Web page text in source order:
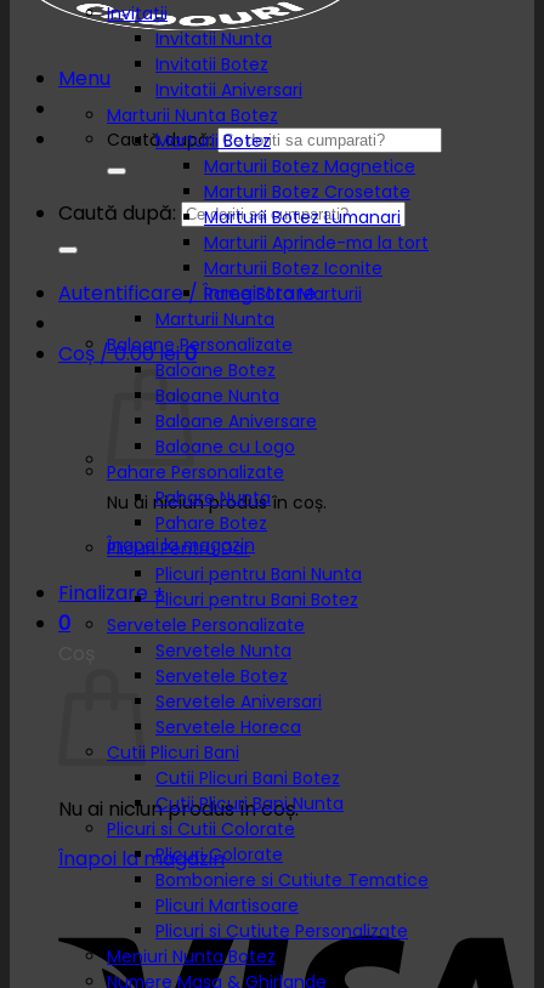
Menu
Caută după:
Caută după:
Autentificare / Înregistrare
Coș /0.00lei0
Nu ai niciun produs în coș.
Înapoi la magazin
Finalizare +
0
Nu ai niciun produs în coș.
Înapoi la magazin
Invitatii
Invitatii Nunta
Invitatii Botez
Invitatii Aniversari
Marturii Nunta Botez
Marturii Botez
Marturii Botez Magnetice
Marturii Botez Crosetate
Marturii Botez Lumanari
Marturii Aprinde-ma la tort
Marturii Botez Iconite
Rame Foto Marturii
Marturii Nunta
Baloane Personalizate
Baloane Botez
Baloane Nunta
Baloane Aniversare
Baloane cu Logo
Pahare Personalizate
Pahare Nunta
Pahare Botez
Plicuri Pentru Dar
Plicuri pentru Bani Nunta
Plicuri pentru Bani Botez
Servetele Personalizate
Servetele Nunta
Servetele Botez
Servetele Aniversari
Servetele Horeca
Cutii Plicuri Bani
Cutii Plicuri Bani Botez
Cutii Plicuri Bani Nunta
Plicuri si Cutii Colorate
Plicuri Colorate
Bomboniere si Cutiute Tematice
Plicuri Martisoare
Plicuri si Cutiute Personalizate
Meniuri Nunta Botez
Numere Masa & Ghirlande